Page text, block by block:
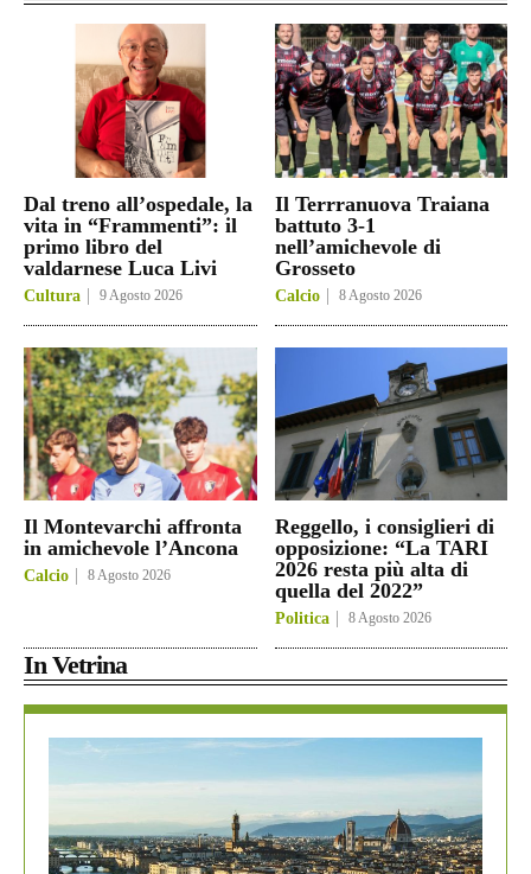
Dal treno all’ospedale, la
vita in “Frammenti”: il
primo libro del
valdarnese Luca Livi
Cultura 9 Agosto 2026
Il Terrranuova Traiana
battuto 3-1
nell’amichevole di
Grosseto
Calcio 8 Agosto 2026
Il Montevarchi affronta
in amichevole l’Ancona
Calcio 8 Agosto 2026
Reggello, i consiglieri di
opposizione: “La TARI
2026 resta più alta di
quella del 2022”
Politica 8 Agosto 2026
In Vetrina